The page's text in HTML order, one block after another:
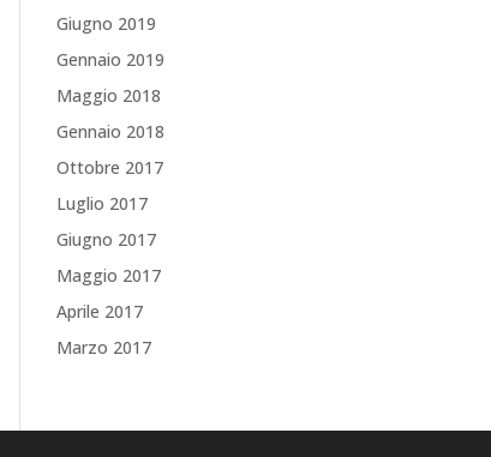
Giugno 2019
Gennaio 2019
Maggio 2018
Gennaio 2018
Ottobre 2017
Luglio 2017
Giugno 2017
Maggio 2017
Aprile 2017
Marzo 2017